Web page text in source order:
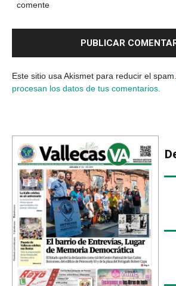
comente
Este sitio usa Akismet para reducir el spam.
procesan los datos de tus comentarios.